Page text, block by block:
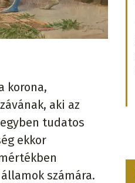
korona,
aki az
tudatos
ekkor
számára.